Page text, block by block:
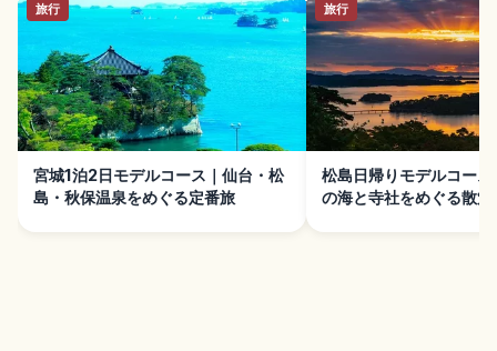
旅行
宮城1泊2日モデルコース｜仙台・松
島・秋保温泉をめぐる定番旅
旅行
松島日帰りモデルコース
の海と寺社をめぐる散策